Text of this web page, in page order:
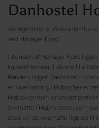
Danhostel
Vikingehistorie,
ved Mariager Fjord.
I bunden af Mariager Fjord
kuperet terræn. I denne lille
Randers ligger Danhostel
en overnatning i Hobro her er
Hobro centrum er stedet
overnatte i Hobro alene, som
sted kan du overnatte lige op til